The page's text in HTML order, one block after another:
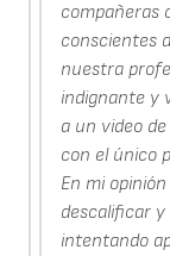
compañeras
conscientes
nuestra
indignante y
a un video
con el único
En mi
descalificar
intentando